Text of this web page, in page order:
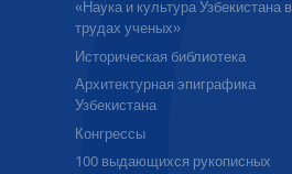
«Наука и культура Узбекистана в
трудах ученых»
Историческая библиотека
Архитектурная эпиграфика
Узбекистана
Конгрессы
100 выдающихся рукописных